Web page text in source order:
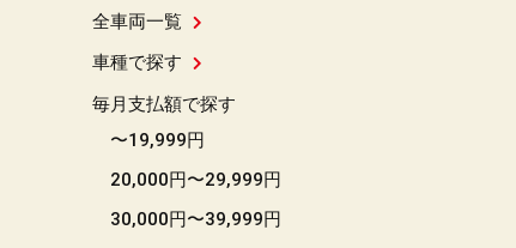
全車両一覧
車種で探す
毎月支払額で探す
〜19,999円
20,000円〜29,999円
30,000円〜39,999円